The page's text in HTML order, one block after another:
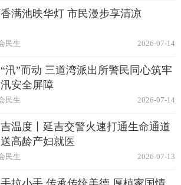
满池映华灯 市民漫步享清凉
2026-07-14
民生
汛”而动 三道湾派出所警民同心筑牢
汛安全屏障
2026-07-14
民生
温度丨延吉交警火速打通生命通道
高龄产妇就医
2026-07-13
民生